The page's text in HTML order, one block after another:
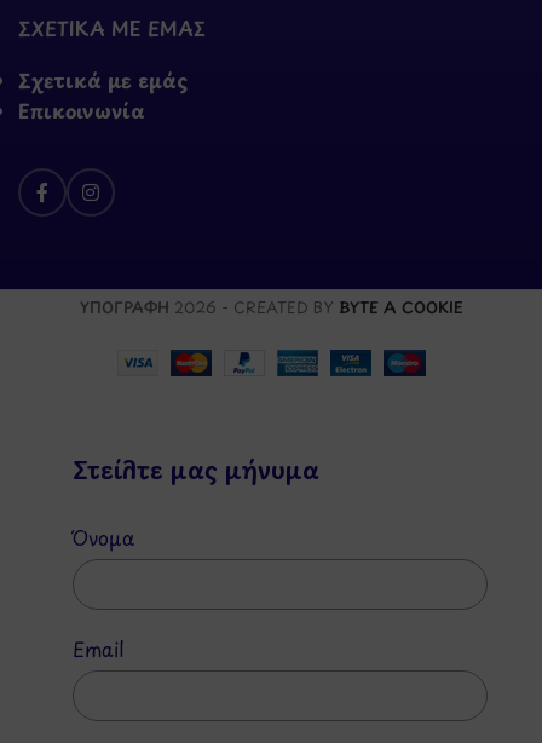
ΣΧΕΤΙΚΑ ΜΕ ΕΜΑΣ
Σχετικά με εμάς
Επικοινωνία
ΥΠΟΓΡΑΦΗ 2026 - CREATED BY BYTE A COOKIE
Στείλτε μας μήνυμα
Όνομα
Email